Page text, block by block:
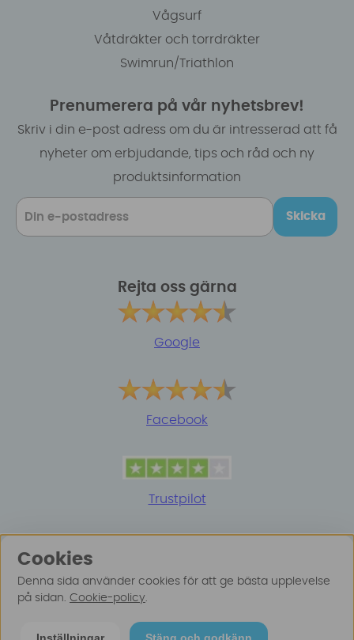
Vågsurf
Våtdräkter och torrdräkter
Swimrun/Triathlon
Prenumerera på vår nyhetsbrev!
Skriv i din e-post adress om du är intresserad att få
nyheter om erbjudande, tips och råd och ny
produktsinformation
Skicka
Rejta oss gärna
Google
Facebook
Trustpilot
Cookies
Denna sida använder cookies för att ge bästa upplevelse
på sidan. Cookie-policy.